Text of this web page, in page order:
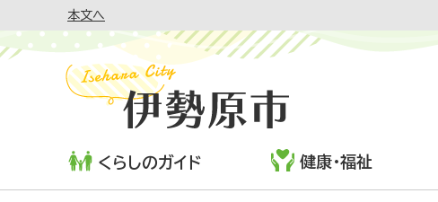
本文へ
くらしのガイド 健康・福祉